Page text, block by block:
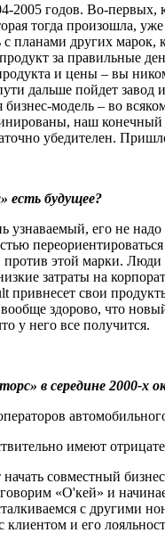
2005 годов. Во-
тогда произошла,
других марок,
за правильные
и цены – вы
дальше пойдет завод
модель – во
наш конечный
убедителен.
есть будущее?
узнаваемый, его не
против этой марки.
затраты на
привнесет свои
здорово, что
у него все получится.
в середине 2000-х
имеют
совместный
«О'кей» и
с другими
и его